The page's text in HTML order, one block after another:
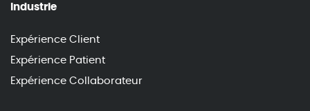
Industrie
Expérience Client
Expérience Patient
Expérience Collaborateur